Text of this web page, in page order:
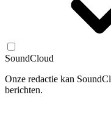
SoundCloud
Onze redactie kan
berichten.